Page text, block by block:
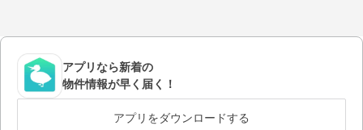
アプリなら新着の
物件情報が早く届く！
アプリをダウンロードする